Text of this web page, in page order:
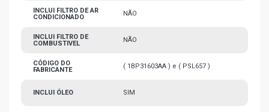
INCLUI FILTRO DE AR
CONDICIONADO
NÃO
INCLUI FILTRO DE
COMBUSTIVEL
NÃO
CÓDIGO DO
FABRICANTE
( 1BP31603AA ) e ( PSL657 )
INCLUI ÓLEO SIM